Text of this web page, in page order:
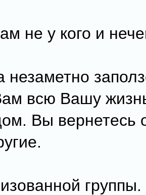
не у кого и
незаметно
всю Вашу
Вы вернетесь